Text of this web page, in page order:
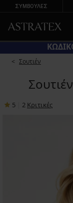
ΣΥΜΒΟΥΛΕΣ
Σουτιέν
5 2 Κριτικές